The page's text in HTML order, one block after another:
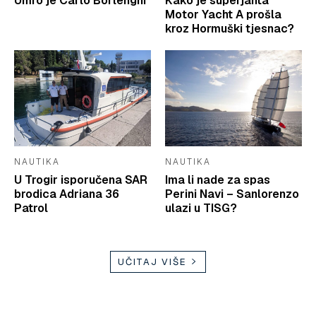
Motor Yacht A prošla
kroz Hormuški tjesnac?
NAUTIKA
U Trogir isporučena SAR
brodica Adriana 36
Patrol
NAUTIKA
Ima li nade za spas
Perini Navi – Sanlorenzo
ulazi u TISG?
UČITAJ VIŠE